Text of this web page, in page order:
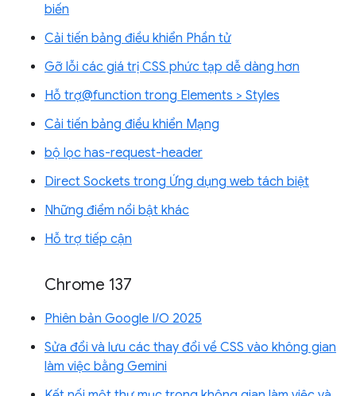
biến
Cải tiến bảng điều khiển Phần tử
Gỡ lỗi các giá trị CSS phức tạp dễ dàng hơn
Hỗ trợ@function trong Elements > Styles
Cải tiến bảng điều khiển Mạng
bộ lọc has-request-header
Direct Sockets trong Ứng dụng web tách biệt
Những điểm nổi bật khác
Hỗ trợ tiếp cận
Chrome 137
Phiên bản Google I/O 2025
Sửa đổi và lưu các thay đổi về CSS vào không gian
làm việc bằng Gemini